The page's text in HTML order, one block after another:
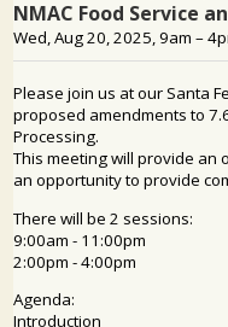
SỰ THAM GIA CỦA CÔNG